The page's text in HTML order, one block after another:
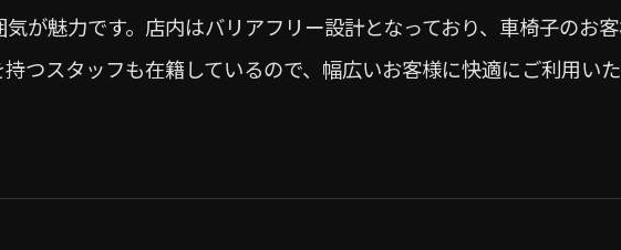
が魅力です。店内はバリアフリー設計となっており、車椅子のお
つスタッフも在籍しているので、幅広いお客様に快適にご利用い